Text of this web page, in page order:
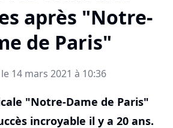
après "Notre-
de Paris"
14 mars 2021 à 10:36
"Notre-Dame de Paris"
incroyable il y a 20 ans.